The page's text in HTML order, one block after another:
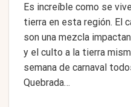
Es increíble como se
tierra en esta región. El
son una mezcla
y el culto a la tierra
semana de carnaval
Quebrada…